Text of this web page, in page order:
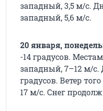
западный, 3,5 м/с.
западный, 5,6 м/с.
20 января,
-14 градусов.
западный, 7–12 м/с.
градусов. Ветер
17 м/с. Снег